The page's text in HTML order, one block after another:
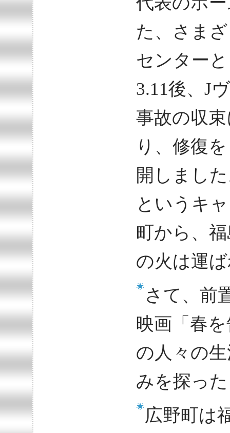
た、さま
センター
3.11後、J
事故の収
り、修復
開しまし
というキ
町から、
の火は運
さて、前
映画「春
の人々の
みを探っ
広野町は